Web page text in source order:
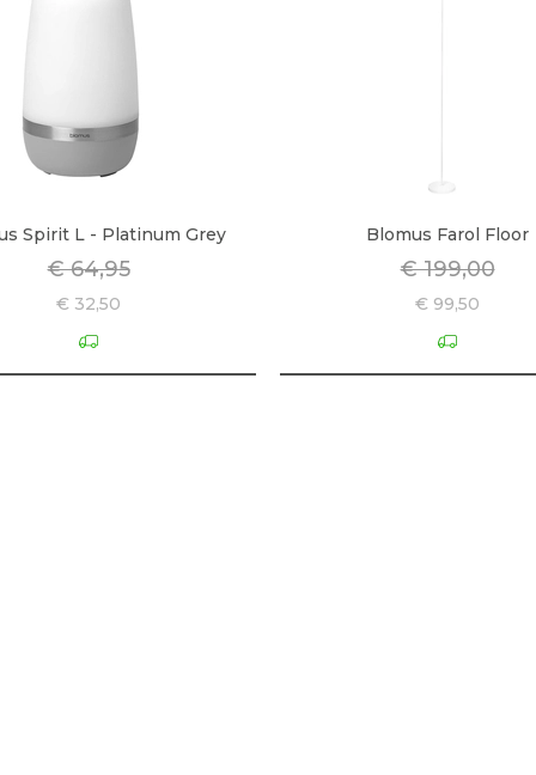
Spirit L - Platinum Grey
€ 64,95
€ 32,50
Blomus Farol Floor
€ 199,00
€ 99,50